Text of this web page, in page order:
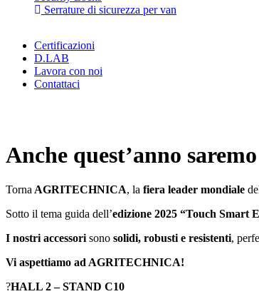
Serrature di sicurezza per van
Certificazioni
D.LAB
Lavora con noi
Contattaci
Anche quest’anno
Torna AGRITECHNICA, la fiera leader mondiale
Sotto il tema guida dell’edizione 2025 “Touch Smart
I nostri accessori sono solidi, robusti e resistenti,
Vi aspettiamo ad AGRITECHNICA!
?HALL 2 – STAND C10